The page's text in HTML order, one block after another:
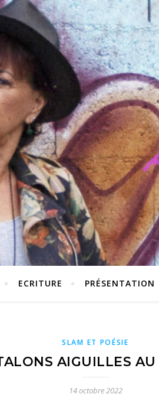
ECRITURE PRÉSENTATION
SLAM ET POÉSIE
AIGUILLES
14 octobre 2022